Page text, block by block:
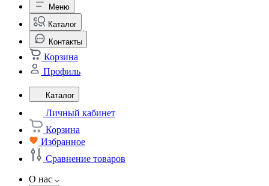
Меню
Каталог
Контакты
Корзина
Профиль
Каталог
Личный кабинет
Корзина
Избранное
Сравнение товаров
О нас